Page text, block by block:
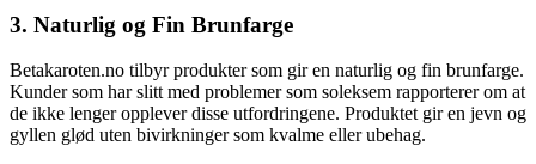
3. Naturlig og Fin Brunfarge
Betakaroten.no tilbyr produkter som gir en naturlig og fin brunfarge.
Kunder som har slitt med problemer som soleksem rapporterer om at
de ikke lenger opplever disse utfordringene. Produktet gir en jevn og
gyllen glød uten bivirkninger som kvalme eller ubehag.